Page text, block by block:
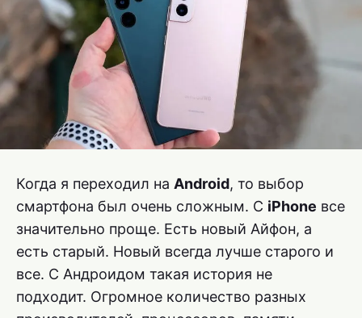
Когда я переходил на Android, то выбор
смартфона был очень сложным. С iPhone все
значительно проще. Есть новый Айфон, а
есть старый. Новый всегда лучше старого и
все. С Андроидом такая история не
подходит. Огромное количество разных